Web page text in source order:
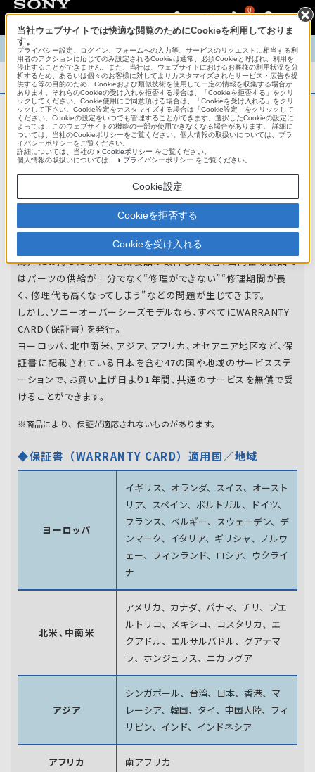
0
TOP 商品概要 商品情報 English 中文
商品概要
アフターサービス
オーバーシーズモデルは、いろいろな国
地域で共通の保証を実施しています。
世界47の国や地域で共通の保証サービスを実施し
ています。
海外にお持ちになった電気製品が故障した場合、国内仕様製品で
はパーツの供給が十分でなく“修理ができない”“修理期間が長
く、修理代も高くなってしまう”などの問題が生じてきます。
しかし、ソニーオーバーシーズモデルなら、すべてにWARRANTY
CARD（保証書）を発行。
ヨーロッパ、北中南米、アジア、アフリカ、オセアニア地区など、保
証書に記載されている日本を含む47の国や地域のサービスステ
ーションで、お買い上げ日より1年間、共通のサービスを無償で受
けることができます。
※商品により、保証が適応されないものがあります。
◆保証書（WARRANTY CARD）適用国／地域
ヨーロッパ
イギリス、オランダ、スイス、オースト
リア、スペイン、 ポルトガル、ドイツ、
フランス、ベルギー、スウェーデン、 デ
ンマーク、イタリア、ギリシャ、ノルウ
ェー、フィンランド、 ロシア、ウクライ
ナ
北米、中南米
アメリカ、カナダ、パナマ、チリ、プエ
ルトリコ、メキシコ、 コスタリカ、エ
クアドル、エルサルバドル、グアテマ
ラ、 ホンジュラス、ニカラグア
アジア
シンガポール、台湾、日本、香港、マ
レーシア、韓国、 タイ、中国大陸、フィ
リピン、インド、インドネシア
アフリカ 南アフリカ
当社ウェブサイトでは快適な閲覧のためにCookieを利用しておりま
す。
プライバシー設定、ログイン、フォームへの入力等、サービスのリクエストに相当する利
用者のアクションに応じてのみ設定されるCookieは通常、必須Cookieと呼ばれ、利用を
停止することができません。また、当社は、ウェブサイトにおけるお客様の利用状況を分
析するため、あるいは個々のお客様に対してよりカスタマイズされたサービス・広告を提
供する等の目的のため、Cookieおよび類似技術を使用して一定の情報を収集する場合が
あります。それらのCookieの受け入れを拒否する場合は、「Cookieを拒否する」をクリ
ックしてください。Cookie使用にご同意頂ける場合は、「Cookieを受け入れる」をクリ
ックして下さい。Cookie設定をカスタマイズする場合は「Cookie設定」をクリックして
ください。Cookieの設定をいつでも管理することができます。選択したCookieの設定に
よっては、このウェブサイトの機能の一部が使用できなくなる場合があります。 詳細に
ついては、当社のCookieポリシーをご覧ください。個人情報の取扱いについては、プラ
イバシーポリシーをご覧ください。
詳細については、当社の
Cookieポリシー をご覧ください。
個人情報の取扱いについては、
プライバシーポリシー をご覧ください。
Cookie設定
Cookieを拒否する
Cookieを受け入れる